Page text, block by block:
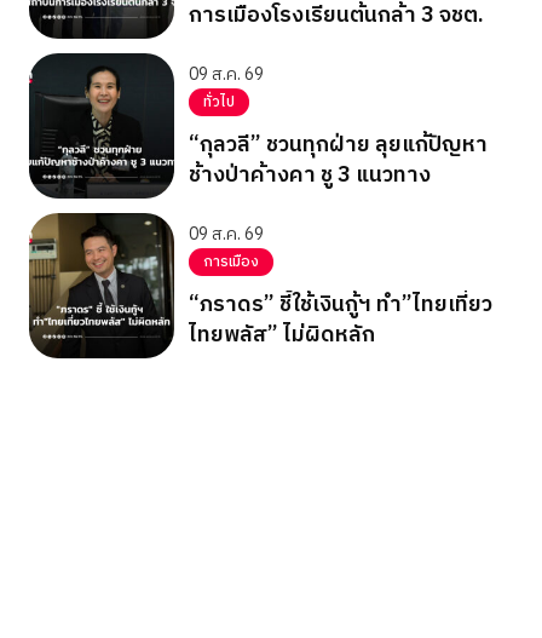
การเมืองโรงเรียนต้นกล้า 3 จชต.
09 ส.ค. 69
ทั่วไป
“กุลวลี” ชวนทุกฝ่าย ลุยแก้ปัญหา
ช้างป่าค้างคา ชู 3 แนวทาง
09 ส.ค. 69
การเมือง
“ภราดร” ชี้ใช้เงินกู้ฯ ทำ”ไทยเที่ยว
ไทยพลัส” ไม่ผิดหลัก